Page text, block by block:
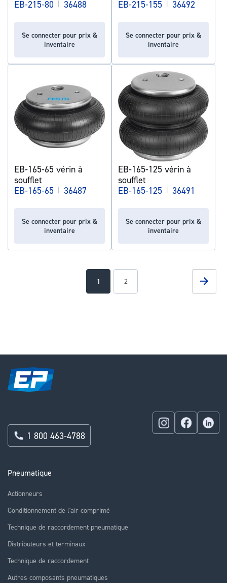
EB-215-80 | 36488
Se connecter pour prix &
inventaire
EB-215-155 | 36492
Se connecter pour prix &
inventaire
EB-165-65 vérin à
soufflet
EB-165-65 | 36487
Se connecter pour prix &
inventaire
EB-165-125 vérin à
soufflet
EB-165-125 | 36491
Se connecter pour prix &
inventaire
You're
1 Page
2 Page
Pneumatique
Actionneurs
Conditionnement de l'air comprimé
Technique de raccordement pneumatique
Distributeurs et terminaux
Technique de raccordement
Autres composants pneumatiques
1 800 463-4788